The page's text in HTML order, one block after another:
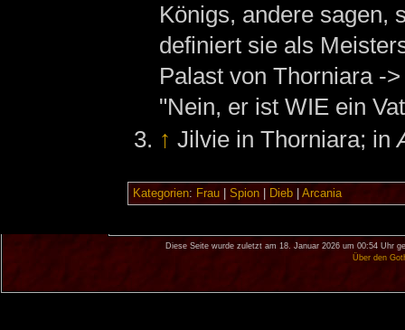
Königs, andere sagen,
definiert sie als
Palast von Thorniara -
"Nein, er ist WIE ein
↑ Jilvie in Thorniara; in
Kategorien: Frau| Spion| Dieb| Arcania
Diese Seite wurde zuletzt am 18. Januar 2026 um 00:54 Uhr
Über den